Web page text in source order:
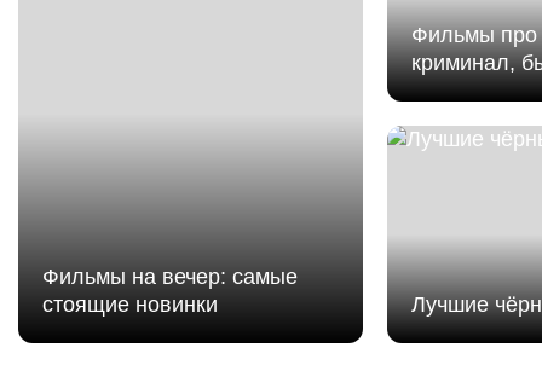
Kinoplexx 6 Almaty Mall
Фильмы на вечер: самые
стоящие новинки
Фильмы про
криминал,
Лучшие
Мстители: Доктор Дум - Дублированный